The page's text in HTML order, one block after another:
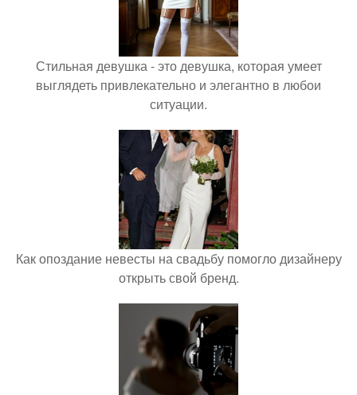
Стильная девушка - это девушка, которая умеет
выглядеть привлекательно и элегантно в любои
ситуации.
Как опоздание невесты на свадьбу помогло дизайнеру
открыть свой бренд.